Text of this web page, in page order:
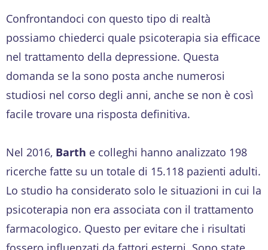
Confrontandoci con questo tipo di realtà
possiamo chiederci quale psicoterapia sia efficace
nel trattamento della depressione. Questa
domanda se la sono posta anche numerosi
studiosi nel corso degli anni, anche se non è così
facile trovare una risposta definitiva.
Nel 2016, Barth e colleghi hanno analizzato 198
ricerche fatte su un totale di 15.118 pazienti adulti.
Lo studio ha considerato solo le situazioni in cui la
psicoterapia non era associata con il trattamento
farmacologico. Questo per evitare che i risultati